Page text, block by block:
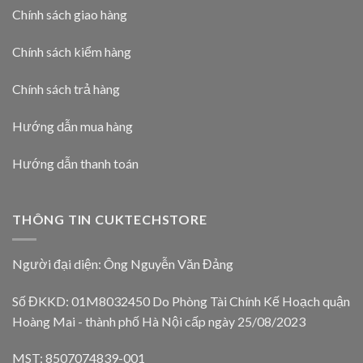
Chính sách giao hàng
Chính sách kiểm hàng
Chính sách trả hàng
Hướng dẫn mua hàng
Hướng dẫn thanh toán
THÔNG TIN CUKTECHSTORE
Người đại diện: Ông Nguyễn Văn Đảng
Số ĐKKD: 01M8032450 Do Phòng Tài Chính Kế Hoạch quận
Hoàng Mai - thành phố Hà Nội cấp ngày 25/08/2023
MST: 8507074839-001